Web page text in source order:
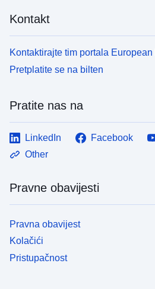
Kontakt
Kontaktirajte tim portala European
Pretplatite se na bilten
Pratite nas na
LinkedIn Facebook
Other
Pravne obavijesti
Pravna obavijest
Kolačići
Pristupačnost